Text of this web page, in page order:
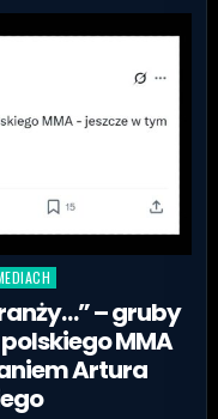
– gruby
MMA
Artura